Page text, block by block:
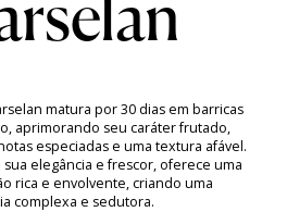
matura por 30 dias em barricas
aprimorando seu caráter frutado,
especiadas e uma textura afável.
elegância e frescor, oferece uma
rica e envolvente, criando uma
complexa e sedutora.